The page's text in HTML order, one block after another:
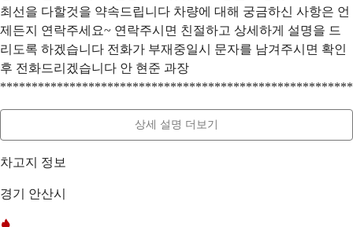
최선을 다할것을 약속드립니다 차량에 대해 궁금하신 사항은 언
제든지 연락주세요~ 연락주시면 친절하고 상세하게 설명을 드
리도록 하겠습니다 전화가 부재중일시 문자를 남겨주시면 확인
후 전화드리겠습니다 안 현준 과장
상세 설명 더보기
차고지 정보
경기 안산시